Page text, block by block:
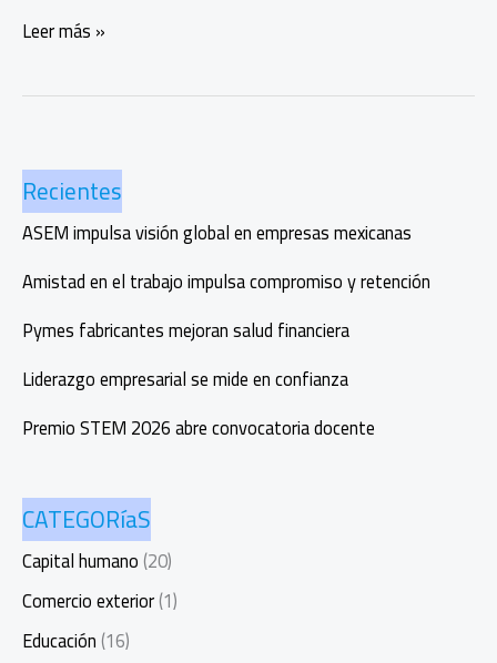
Tec
emprendimiento
e
innovación
durante
la
MXTW2025
Leer más »
Recientes
ASEM impulsa visión global en empresas mexicanas
Amistad en el trabajo impulsa compromiso y retención
Pymes fabricantes mejoran salud financiera
Liderazgo empresarial se mide en confianza
Premio STEM 2026 abre convocatoria docente
CATEGORíaS
Capital humano(20)
Comercio exterior(1)
Educación(16)